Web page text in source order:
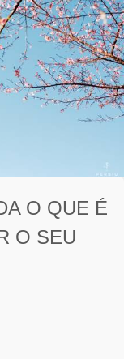
O QUE É
O SEU